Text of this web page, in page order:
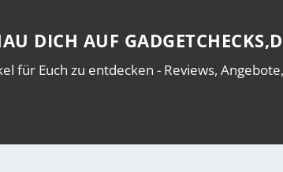
DICH AUF
für Euch zu entdecken - Reviews,